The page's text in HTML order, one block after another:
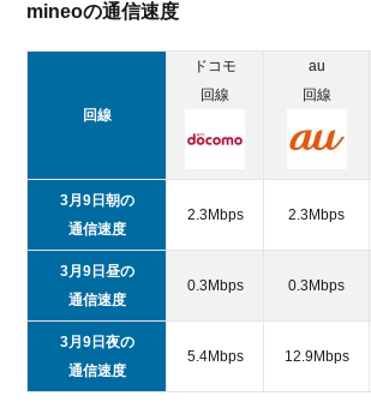
mineoの通信速度
回線
ドコモ
回線
au
回線
3月9日朝の
通信速度
2.3Mbps 2.3Mbps
3月9日昼の
通信速度
0.3Mbps 0.3Mbps
3月9日夜の
通信速度
5.4Mbps 12.9Mbps